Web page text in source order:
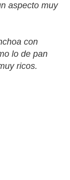
aspecto muy
con
lo de pan
ricos.